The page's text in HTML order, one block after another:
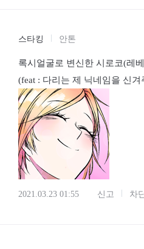
스타킹 안톤
록시얼굴로 변신한 시로코(레
(feat : 다리는 제 닉네임을 신겨
2021.03.23 01:55 신고 차